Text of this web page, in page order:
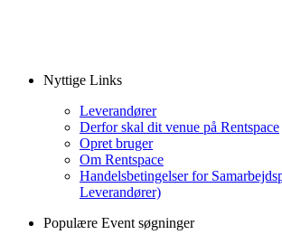
Nyttige Links
Leverandører
Derfor skal dit venue på Rentspace
Opret bruger
Om Rentspace
Handelsbetingelser for
Leverandører)
Populære Event søgninger